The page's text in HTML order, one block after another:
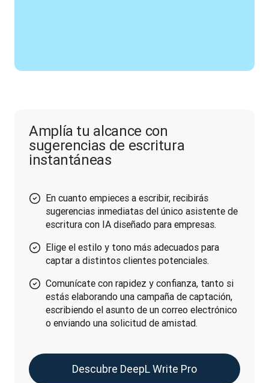
Amplía tu alcance con
sugerencias de escritura
instantáneas
En cuanto empieces a escribir, recibirás
sugerencias inmediatas del único asistente de
escritura con IA diseñado para empresas.
Elige el estilo y tono más adecuados para
captar a distintos clientes potenciales.
Comunícate con rapidez y confianza, tanto si
estás elaborando una campaña de captación,
escribiendo el asunto de un correo electrónico
o enviando una solicitud de amistad.
Descubre DeepL Write Pro